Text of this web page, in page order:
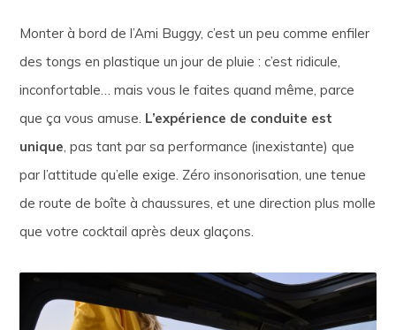
Monter à bord de l’Ami Buggy, c’est un peu comme enfiler
des tongs en plastique un jour de pluie : c’est ridicule,
inconfortable… mais vous le faites quand même, parce
que ça vous amuse. L’expérience de conduite est
unique, pas tant par sa performance (inexistante) que
par l’attitude qu’elle exige. Zéro insonorisation, une tenue
de route de boîte à chaussures, et une direction plus molle
que votre cocktail après deux glaçons.